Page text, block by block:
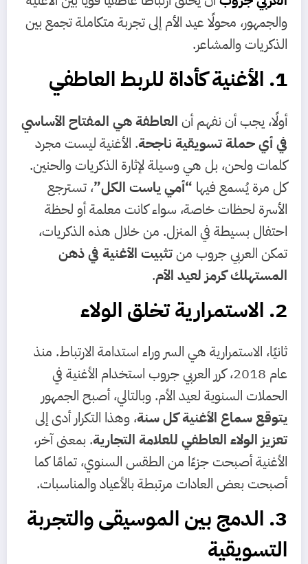
والجمهور، محولًا عيد الأم إلى تجربة متكاملة تجمع بين
الذكريات والمشاعر.
1. الأغنية كأداة للربط العاطفي
أولًا، يجب أن نفهم أن العاطفة هي المفتاح الأساسي
في أي حملة تسويقية ناجحة. الأغنية ليست مجرد
كلمات ولحن، بل هي وسيلة لإثارة الذكريات والحنين.
كل مرة يُسمع فيها “أمي ياست الكل”، تسترجع
الأسرة لحظات خاصة، سواء كانت معلمة أو لحظة
احتفال بسيطة في المنزل. من خلال هذه الذكريات،
تمكن العربي جروب منتثبيت الأغنية في ذهن
المستهلك كرمز لعيد الأم.
2. الاستمرارية تخلق الولاء
ثانيًا، الاستمرارية هي السر وراء استدامة الارتباط. منذ
عام 2018، كرر العربي جروب استخدام الأغنية في
الحملات السنوية لعيد الأم. وبالتالي، أصبح الجمهور
يتوقع سماع الأغنية كل سنة، وهذا التكرار أدى إلى
تعزيز الولاء العاطفي للعلامة التجارية. بمعنى آخر،
الأغنية أصبحت جزءًا من الطقس السنوي، تمامًا كما
أصبحت بعض العادات مرتبطة بالأعياد والمناسبات.
3. الدمج بين الموسيقى والتجربة
التسويقية